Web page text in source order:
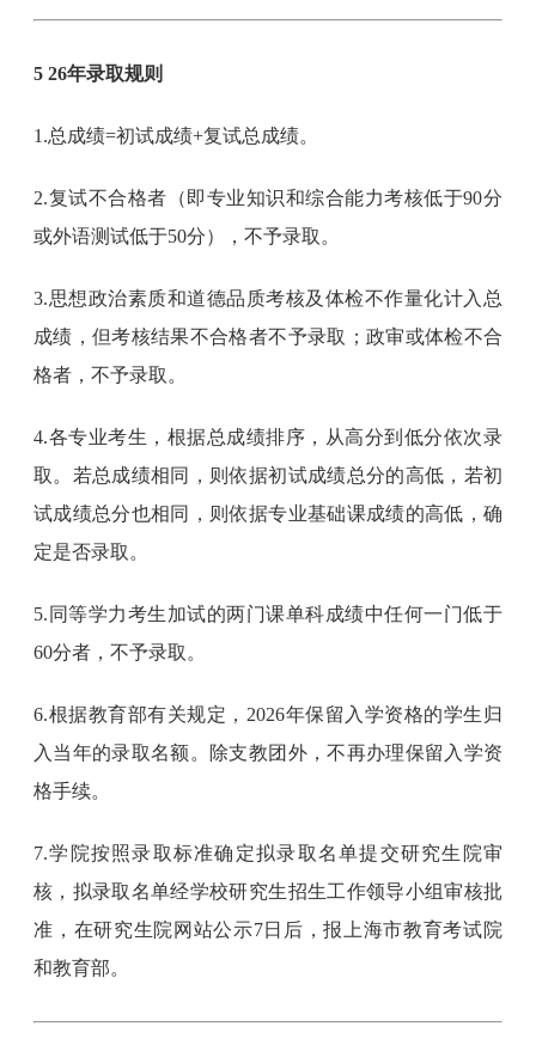
5 26年录取规则
1.总成绩=初试成绩+复试总成绩。
2.复试不合格者（即专业知识和综合能力考核低于90分
或外语测试低于50分），不予录取。
3.思想政治素质和道德品质考核及体检不作量化计入总
成绩，但考核结果不合格者不予录取；政审或体检不合
格者，不予录取。
4.各专业考生，根据总成绩排序，从高分到低分依次录
取。若总成绩相同，则依据初试成绩总分的高低，若初
试成绩总分也相同，则依据专业基础课成绩的高低，确
定是否录取。
5.同等学力考生加试的两门课单科成绩中任何一门低于
60分者，不予录取。
6.根据教育部有关规定，2026年保留入学资格的学生归
入当年的录取名额。除支教团外，不再办理保留入学资
格手续。
7.学院按照录取标准确定拟录取名单提交研究生院审
核，拟录取名单经学校研究生招生工作领导小组审核批
准，在研究生院网站公示7日后，报上海市教育考试院
和教育部。